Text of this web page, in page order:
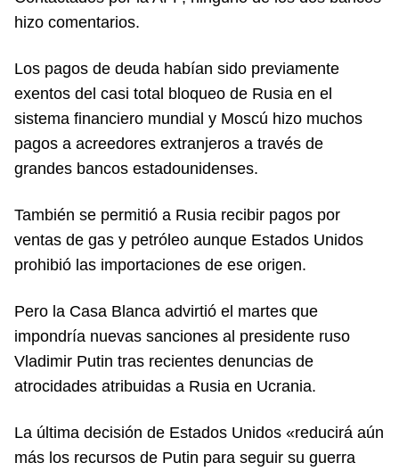
hizo comentarios.
Los pagos de deuda habían sido previamente
exentos del casi total bloqueo de Rusia en el
sistema financiero mundial y Moscú hizo muchos
pagos a acreedores extranjeros a través de
grandes bancos estadounidenses.
También se permitió a Rusia recibir pagos por
ventas de gas y petróleo aunque Estados Unidos
prohibió las importaciones de ese origen.
Pero la Casa Blanca advirtió el martes que
impondría nuevas sanciones al presidente ruso
Vladimir Putin tras recientes denuncias de
atrocidades atribuidas a Rusia en Ucrania.
La última decisión de Estados Unidos «reducirá aún
más los recursos de Putin para seguir su guerra